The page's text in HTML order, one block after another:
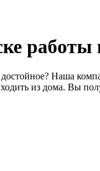
Наша
из дома. Вы